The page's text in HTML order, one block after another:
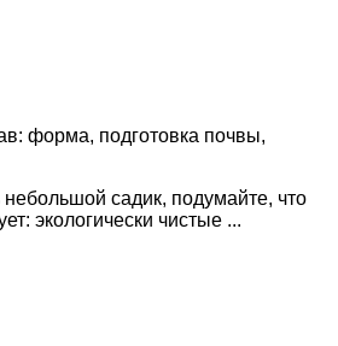
форма, подготовка почвы,
садик, подумайте, что
экологически чистые ...